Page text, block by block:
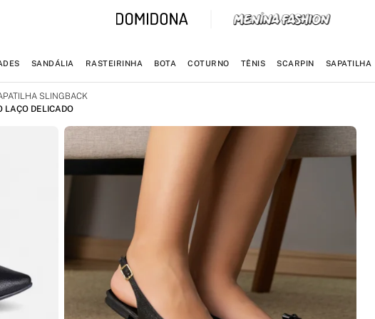
SANDÁLIA RASTEIRINHA BOTA COTURNO TÊNIS SCARPIN SAPATILHA
SLINGBACK
LAÇO DELICADO